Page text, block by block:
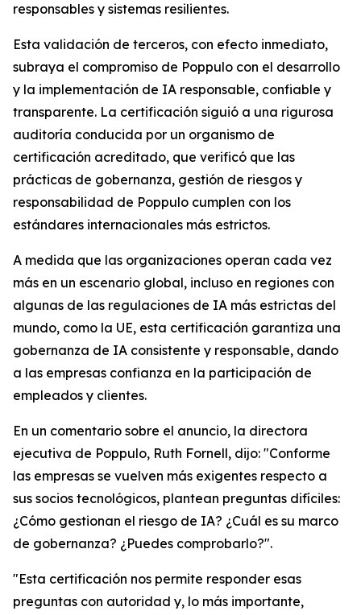
responsables y sistemas resilientes.
Esta validación de terceros, con efecto inmediato,
subraya el compromiso de Poppulo con el desarrollo
y la implementación de IA responsable, confiable y
transparente. La certificación siguió a una rigurosa
auditoría conducida por un organismo de
certificación acreditado, que verificó que las
prácticas de gobernanza, gestión de riesgos y
responsabilidad de Poppulo cumplen con los
estándares internacionales más estrictos.
A medida que las organizaciones operan cada vez
más en un escenario global, incluso en regiones con
algunas de las regulaciones de IA más estrictas del
mundo, como la UE, esta certificación garantiza una
gobernanza de IA consistente y responsable, dando
a las empresas confianza en la participación de
empleados y clientes.
En un comentario sobre el anuncio, la directora
ejecutiva de Poppulo, Ruth Fornell, dijo: "Conforme
las empresas se vuelven más exigentes respecto a
sus socios tecnológicos, plantean preguntas difíciles:
¿Cómo gestionan el riesgo de IA? ¿Cuál es su marco
de gobernanza? ¿Puedes comprobarlo?".
"Esta certificación nos permite responder esas
preguntas con autoridad y, lo más importante,